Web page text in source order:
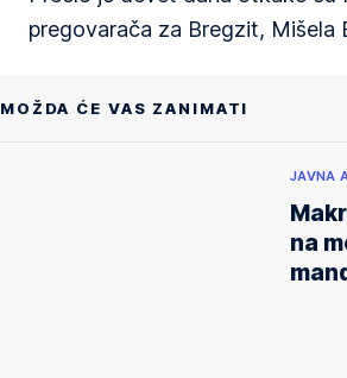
pregovarača za Bregzit, Mišela
MOŽDA ĆE VAS ZANIMATI
JAVNA
na